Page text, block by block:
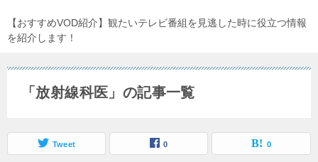
【おすすめVOD紹介】観たいテレビ番組を見逃した時に役立つ情報
を紹介します！
「放射線科医」の記事一覧
Tweet 0 0